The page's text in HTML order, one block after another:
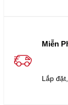
Miễn
Lắp